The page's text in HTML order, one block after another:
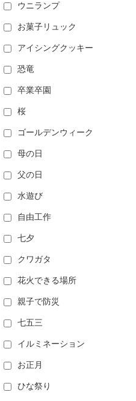
ウニランプ
お菓子リュック
アイシングクッキー
恐竜
卒業卒園
桜
ゴールデンウィーク
母の日
父の日
水遊び
自由工作
七夕
クワガタ
花火できる場所
親子で防災
七五三
イルミネーション
お正月
ひな祭り